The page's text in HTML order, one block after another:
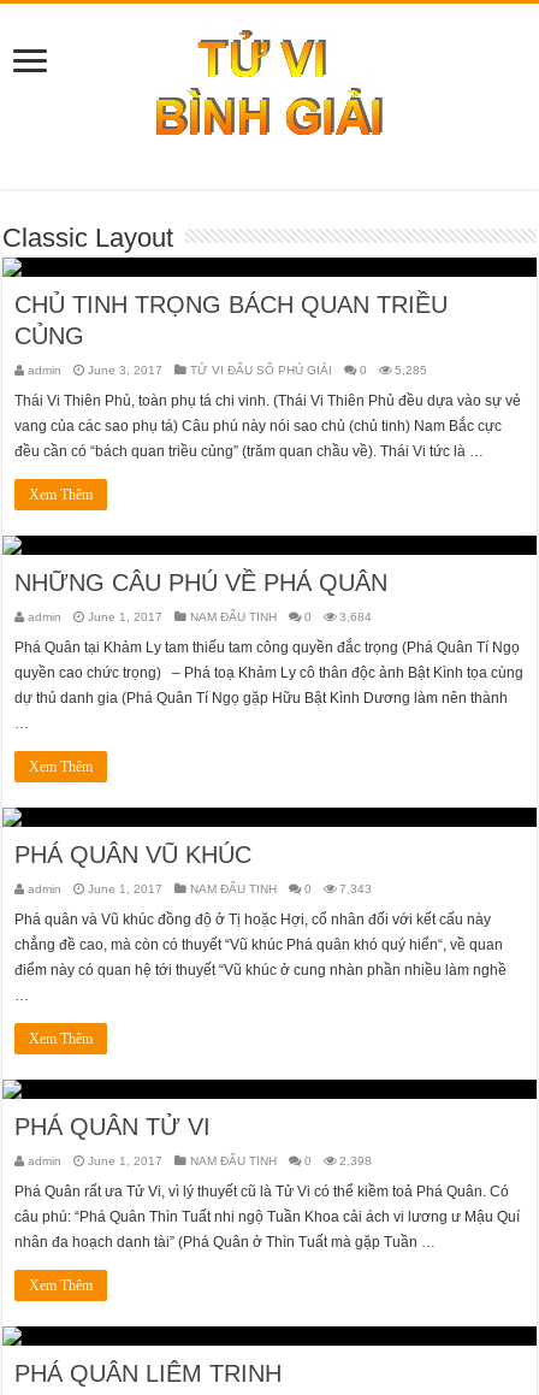
Classic Layout
CHỦ TINH TRỌNG BÁCH QUAN TRIỀU
CỦNG
admin June 3, 2017 TỬ VI ĐẨU SỐ PHÚ GIẢI 0 5,285
Thái Vi Thiên Phủ, toàn phụ tá chi vinh. (Thái Vi Thiên Phủ đều dựa vào sự vẻ
vang của các sao phụ tá) Câu phú này nói sao chủ (chủ tinh) Nam Bắc cực
đều cần có “bách quan triều củng” (trăm quan chầu về). Thái Vi tức là …
Xem Thêm
NHỮNG CÂU PHÚ VỀ PHÁ QUÂN
admin June 1, 2017 NAM ĐẨU TINH 0 3,684
Phá Quân tại Khảm Ly tam thiếu tam công quyền đắc trọng (Phá Quân Tí Ngọ
quyền cao chức trọng) – Phá toạ Khảm Ly cô thân độc ảnh Bật Kình tọa cùng
dự thủ danh gia (Phá Quân Tí Ngọ gặp Hữu Bật Kình Dương làm nên thành
Xem Thêm
PHÁ QUÂN VŨ KHÚC
admin June 1, 2017 NAM ĐẨU TINH 0 7,343
Phá quân và Vũ khúc đồng độ ở Tị hoặc Hợi, cổ nhân đối với kết cấu này
chẳng đề cao, mà còn có thuyết “Vũ khúc Phá quân khó quý hiển“, về quan
điểm này có quan hệ tới thuyết “Vũ khúc ở cung nhàn phần nhiều làm nghề
Xem Thêm
PHÁ QUÂN TỬ VI
admin June 1, 2017 NAM ĐẨU TINH 0 2,398
Phá Quân rất ưa Tử Vi, vì lý thuyết cũ là Tử Vi có thể kiềm toả Phá Quân. Có
câu phú: “Phá Quân Thìn Tuất nhi ngộ Tuần Khoa cải ách vi lương ư Mậu Quí
nhân đa hoạch danh tài” (Phá Quân ở Thìn Tuất mà gặp Tuần …
Xem Thêm
PHÁ QUÂN LIÊM TRINH